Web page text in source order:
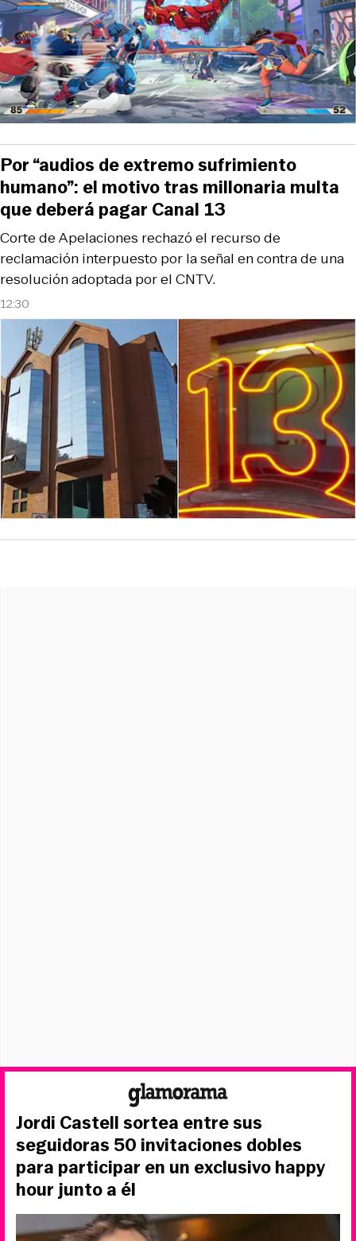
12:30
Corte de Apelaciones rechazó el recurso de
reclamación interpuesto por la señal en contra de una
resolución adoptada por el CNTV.
Por “audios de extremo sufrimiento
humano”: el motivo tras millonaria multa
que deberá pagar Canal 13
Jordi Castell sortea entre sus
seguidoras 50 invitaciones dobles
para participar en un exclusivo happy
hour junto a él